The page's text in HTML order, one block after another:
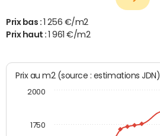
Prix bas : 1 256 €/m2
Prix haut :1 961 €/m2
Prix au m2 (source : estimations JDN)
1750
2000